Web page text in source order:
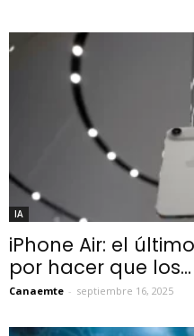
IA
iPhone Air: el
por hacer que los...
Canaemte - septiembre 16, 2025